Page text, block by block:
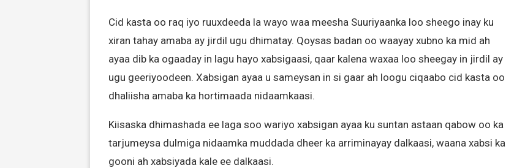
Cid kasta oo raq iyo ruuxdeeda la wayo waa meesha Suuriyaanka loo sheego inay ku
xiran tahay amaba ay jirdil ugu dhimatay. Qoysas badan oo waayay xubno ka mid ah
ayaa dib ka ogaaday in lagu hayo xabsigaasi, qaar kalena waxaa loo sheegay in jirdil ay
ugu geeriyoodeen. Xabsigan ayaa u sameysan in si gaar ah loogu ciqaabo cid kasta oo
dhaliisha amaba ka hortimaada nidaamkaasi.
Kiisaska dhimashada ee laga soo wariyo xabsigan ayaa ku suntan astaan qabow oo ka
tarjumeysa dulmiga nidaamka muddada dheer ka arriminayay dalkaasi, waana xabsi ka
gooni ah xabsiyada kale ee dalkaasi.